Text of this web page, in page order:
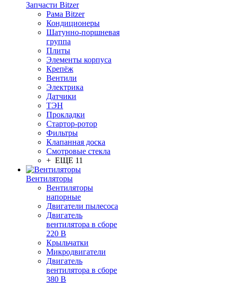
Запчасти Bitzer
Рама Bitzer
Кондиционеры
Шатунно-поршневая
группа
Плиты
Элементы корпуса
Крепёж
Вентили
Электрика
Датчики
ТЭН
Прокладки
Стартор-ротор
Фильтры
Клапанная доска
Смотровые стекла
+ ЕЩЕ 11
Вентиляторы
Вентиляторы
напорные
Двигатели пылесоса
Двигатель
вентилятора в сборе
220 В
Крыльчатки
Микродвигатели
Двигатель
вентилятора в сборе
380 В